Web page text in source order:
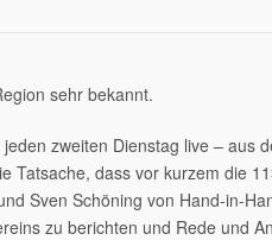
sehr bekannt.
zweiten Dienstag live – aus
Tatsache, dass vor kurzem die
Sven Schöning von Hand-in-
zu berichten und Rede und